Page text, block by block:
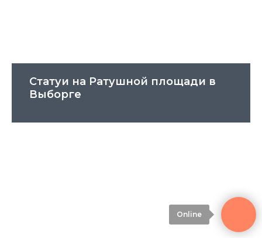
Статуи на Ратушной площади в
Выборге
Online